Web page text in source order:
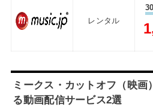
レンタル
ミークス・カットオフ（映画
る動画配信サービス2選